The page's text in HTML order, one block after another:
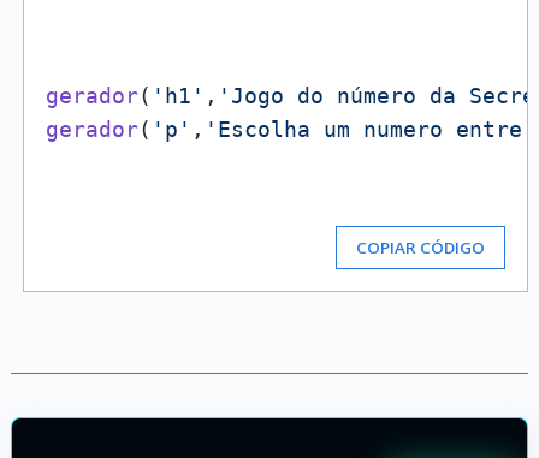
gerador( 'h1' , 'Jogo do número da
gerador( 'p' , 'Escolha um numero
COPIAR CÓDIGO